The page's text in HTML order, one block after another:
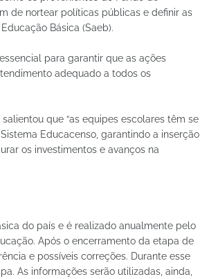
de nortear políticas públicas e definir as
Básica (Saeb).
para garantir que as ações
adequado a todos os
que “as equipes escolares têm se
Educacenso, garantindo a inserção
os investimentos e avanços na
do país e é realizado anualmente pelo
Após o encerramento da etapa de
e possíveis correções. Durante esse
As informações serão utilizadas, ainda,